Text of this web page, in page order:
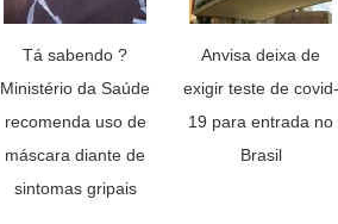
Tá sabendo ?
Ministério da Saúde
recomenda uso de
máscara diante de
sintomas gripais
Anvisa deixa de
exigir teste de covid-
19 para entrada no
Brasil